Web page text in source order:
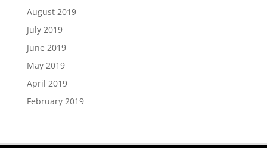
August 2019
July 2019
June 2019
May 2019
April 2019
February 2019